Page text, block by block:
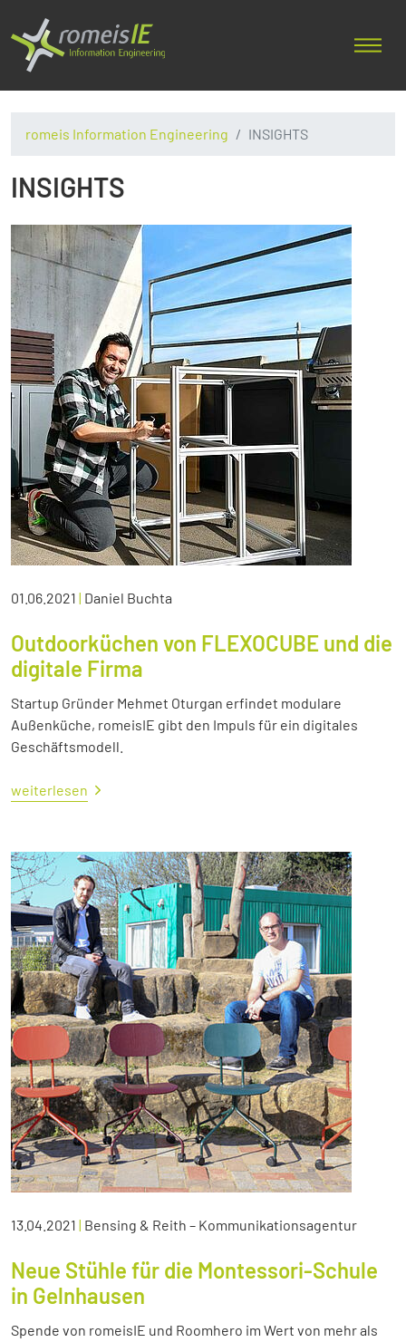
romeis Information Engineering INSIGHTS
INSIGHTS
01.06.2021 | Daniel Buchta
Outdoorküchen von FLEXOCUBE und die
digitale Firma
Startup Gründer Mehmet Oturgan erfindet modulare
Außenküche, romeisIE gibt den Impuls für ein digitales
Geschäftsmodell.
weiterlesen
13.04.2021 | Bensing & Reith – Kommunikationsagentur
Neue Stühle für die Montessori-Schule
in Gelnhausen
Spende von romeisIE und Roomhero im Wert von mehr als